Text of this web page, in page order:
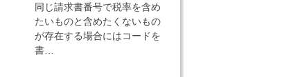
同じ請求書番号で税率を含め
たいものと含めたくないもの
が存在する場合にはコードを
書…